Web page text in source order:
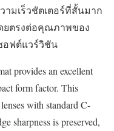
ามเร็วชัตเตอร์ที่สั้นมาก
ยตรงต่อคุณภาพของ
ฟต์แวร์วิชัน
provides an excellent
form factor. This
with standard C-
sharpness is preserved,